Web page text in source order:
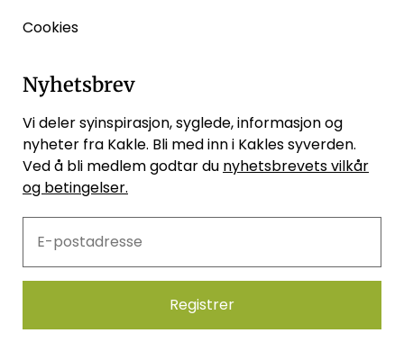
Cookies
Nyhetsbrev
Vi deler syinspirasjon, syglede, informasjon og
nyheter fra Kakle. Bli med inn i Kakles syverden.
Ved å bli medlem godtar du nyhetsbrevets vilkår
og betingelser.